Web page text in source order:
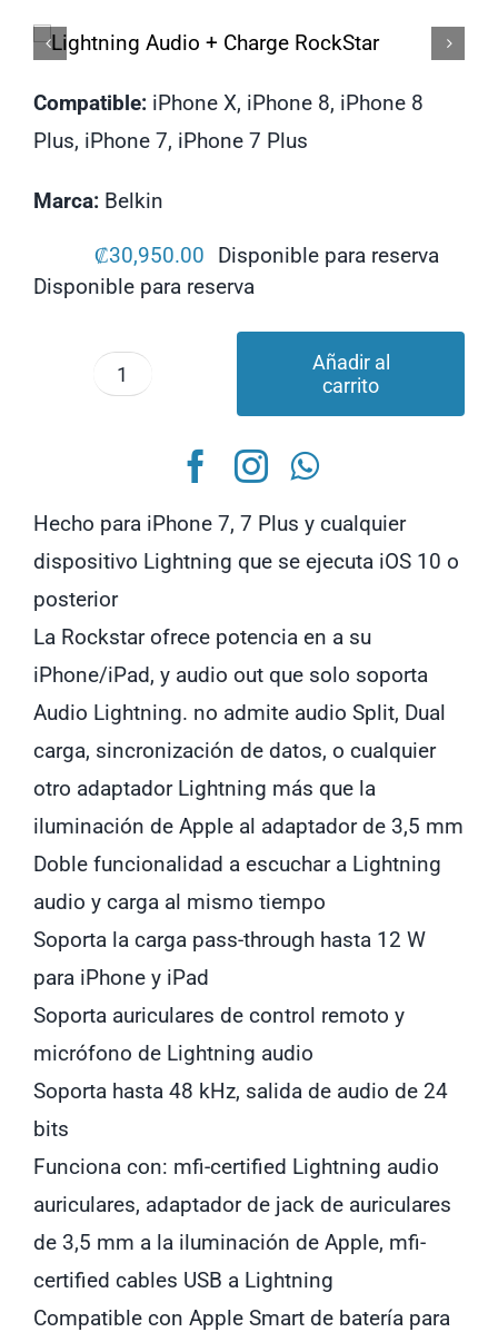
Compatible:iPhone X, iPhone 8, iPhone 8
Plus, iPhone 7, iPhone 7 Plus
Marca:Belkin
₡30,950.00
Disponible para reserva
Disponible para reserva
Lightning
cantidad
Añadir al
carrito
Hecho para iPhone 7, 7 Plus y cualquier
dispositivo Lightning que se ejecuta iOS 10 o
posterior
La Rockstar ofrece potencia en a su
iPhone/iPad, y audio out que solo soporta
Audio Lightning. no admite audio Split, Dual
carga, sincronización de datos, o cualquier
otro adaptador Lightning más que la
iluminación de Apple al adaptador de 3,5 mm
Doble funcionalidad a escuchar a Lightning
audio y carga al mismo tiempo
Soporta la carga pass-through hasta 12 W
para iPhone y iPad
Soporta auriculares de control remoto y
micrófono de Lightning audio
Soporta hasta 48 kHz, salida de audio de 24
bits
Funciona con: mfi-certified Lightning audio
auriculares, adaptador de jack de auriculares
de 3,5 mm a la iluminación de Apple, mfi-
certified cables USB a Lightning
Compatible con Apple Smart de batería para